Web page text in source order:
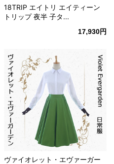
18TRIP エイトリ エイティーン
トリップ 夜半 子タ...
17,930円
ヴァイオレット・エヴァーガー